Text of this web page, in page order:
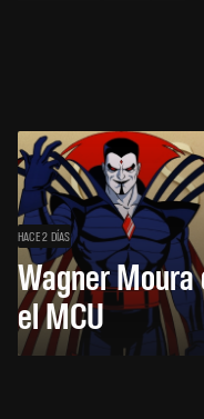
HACE 2 DÍAS
Wagner
el MCU